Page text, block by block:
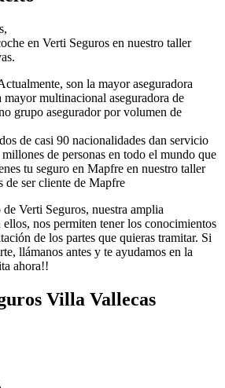
en Verti Seguros en nuestro taller
son la mayor aseguradora
mayor multinacional aseguradora de
grupo asegurador por volumen de
de casi 90 nacionalidades dan servicio
de personas en todo el mundo que
tu seguro en Mapfre en nuestro taller
de ser cliente de Mapfre
Verti Seguros, nuestra amplia
nos permiten tener los conocimientos
de los partes que quieras tramitar. Si
llámanos antes y te ayudamos en la
ahora!!
Villa Vallecas